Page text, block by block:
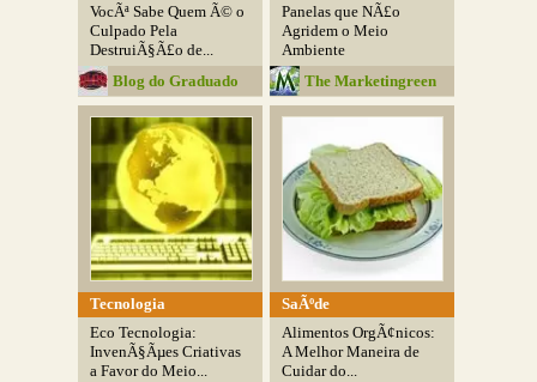
VocÃª Sabe Quem Ã© o
Culpado Pela
DestruiÃ§Ã£o de...
Blog do Graduado
Panelas que NÃ£o
Agridem o Meio
Ambiente
The Marketingreen
Tecnologia
Eco Tecnologia:
InvenÃ§Ãµes Criativas
a Favor do Meio...
SaÃºde
Alimentos OrgÃ¢nicos:
A Melhor Maneira de
Cuidar do...